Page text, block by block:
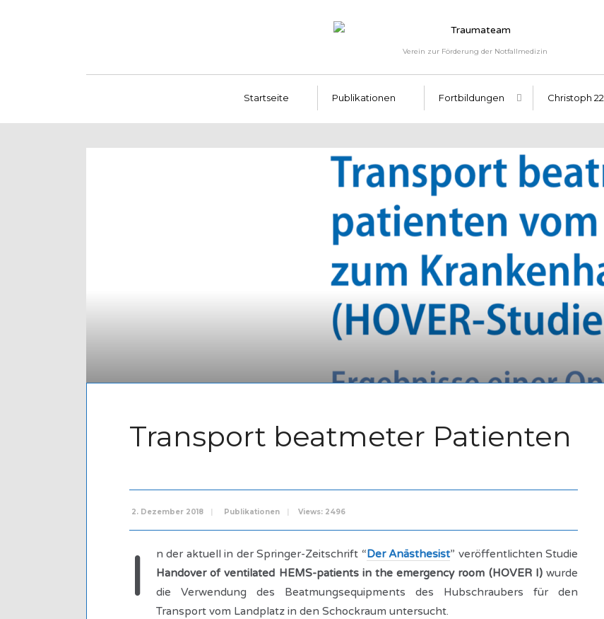
Verein zur Förderung der Notfallmedizin
Startseite Publikationen Fortbildungen Christoph 22
Transport beatmeter Patienten
2. Dezember 2018 Publikationen Views: 2496
I n der aktuell in der Springer-Zeitschrift “Der Anästhesist” veröffentlichten Studie
Handover of ventilated HEMS-patients in the emergency room (HOVER I)wurde
die Verwendung des Beatmungsequipments des Hubschraubers für den
Transport vom Landplatz in den Schockraum untersucht.